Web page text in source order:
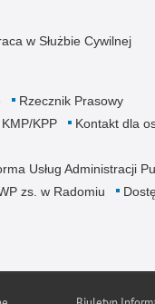
w Służbie Cywilnej
Rzecznik Prasowy
KPP
Kontakt dla
Usług Administracji
zs. w Radomiu